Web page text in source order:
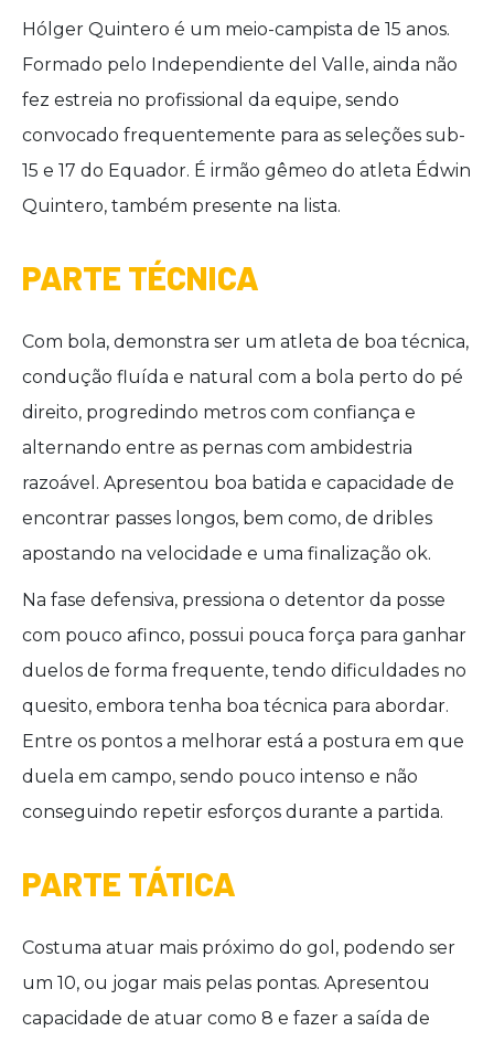
Hólger Quintero é um meio-campista de 15 anos.
Formado pelo Independiente del Valle, ainda não
fez estreia no profissional da equipe, sendo
convocado frequentemente para as seleções sub-
15 e 17 do Equador. É irmão gêmeo do atleta Édwin
Quintero, também presente na lista.
PARTE TÉCNICA
Com bola, demonstra ser um atleta de boa técnica,
condução fluída e natural com a bola perto do pé
direito, progredindo metros com confiança e
alternando entre as pernas com ambidestria
razoável. Apresentou boa batida e capacidade de
encontrar passes longos, bem como, de dribles
apostando na velocidade e uma finalização ok.
Na fase defensiva, pressiona o detentor da posse
com pouco afinco, possui pouca força para ganhar
duelos de forma frequente, tendo dificuldades no
quesito, embora tenha boa técnica para abordar.
Entre os pontos a melhorar está a postura em que
duela em campo, sendo pouco intenso e não
conseguindo repetir esforços durante a partida.
PARTE TÁTICA
Costuma atuar mais próximo do gol, podendo ser
um 10, ou jogar mais pelas pontas. Apresentou
capacidade de atuar como 8 e fazer a saída de